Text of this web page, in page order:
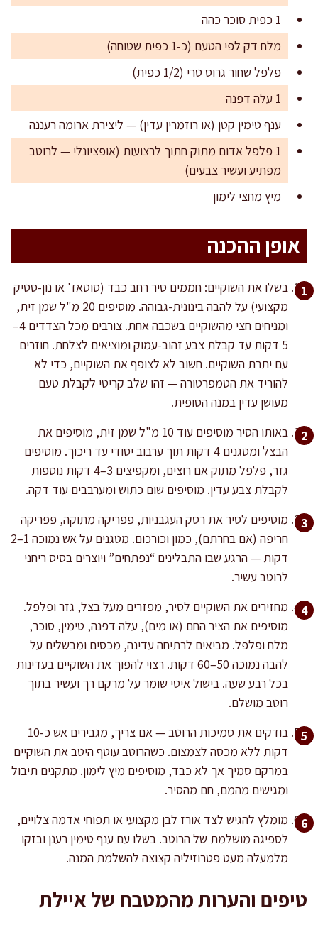
1 כפית סוכר כהה
מלח דק לפי הטעם (כ-1 כפית שטוחה)
פלפל שחור גרוס טרי (1/2 כפית)
1 עלה דפנה
ענף טימין קטן (או רוזמרין עדין) — ליצירת ארומה רעננה
1 פלפל אדום מתוק חתוך לרצועות (אופציונלי — לרוטב
מפתיע ועשיר צבעים)
מיץ מחצי לימון
אופן ההכנה
בשלו את השוקיים: חממים סיר רחב כבד (סוטאז' או נון-סטיק
מקצועי) על להבה בינונית-גבוהה. מוסיפים 20 מ"ל שמן זית,
ומניחים חצי מהשוקיים בשכבה אחת. צורבים מכל הצדדים 4–
5 דקות עד קבלת צבע זהוב-עמוק ומוציאים לצלחת. חוזרים
עם יתרת השוקיים. חשוב לא לצופף את השוקיים, כדי לא
להוריד את הטמפרטורה — זהו שלב קריטי לקבלת טעם
מעושן עדין במנה הסופית.
באותו הסיר מוסיפים עוד 10 מ"ל שמן זית, מוסיפים את
הבצל ומטגנים 4 דקות תוך ערבוב יסודי עד ריכוך. מוסיפים
גזר, פלפל מתוק אם רוצים, ומקפיצים 3–4 דקות נוספות
לקבלת צבע עדין. מוסיפים שום כתוש ומערבבים עוד דקה.
מוסיפים לסיר את רסק העגבניות, פפריקה מתוקה, פפריקה
חריפה (אם בחרתם), כמון וכורכום. מטגנים על אש נמוכה 1–2
דקות — הרגע שבו התבלינים “נפתחים” ויוצרים בסיס ריחני
לרוטב עשיר.
מחזירים את השוקיים לסיר, מפזרים מעל בצל, גזר ופלפל.
מוסיפים את הציר החם (או מים), עלה דפנה, טימין, סוכר,
מלח ופלפל. מביאים לרתיחה עדינה, מכסים ומבשלים על
להבה נמוכה 50–60 דקות. רצוי להפוך את השוקיים בעדינות
בכל רבע שעה. בישול איטי שומר על מרקם רך ועשיר בתוך
רוטב מושלם.
בודקים את סמיכות הרוטב — אם צריך, מגבירים אש כ-10
דקות ללא מכסה לצמצום. כשהרוטב עוטף היטב את השוקיים
במרקם סמיך אך לא כבד, מוסיפים מיץ לימון. מתקנים תיבול
ומגישים מהמם, חם מהסיר.
מומלץ להגיש לצד אורז לבן מקצועי או תפוחי אדמה צלויים,
לספיגה מושלמת של הרוטב. בשלו עם ענף טימין רענן ובזקו
מלמעלה מעט פטרוזיליה קצוצה להשלמת המנה.
טיפים והערות מהמטבח של איילת